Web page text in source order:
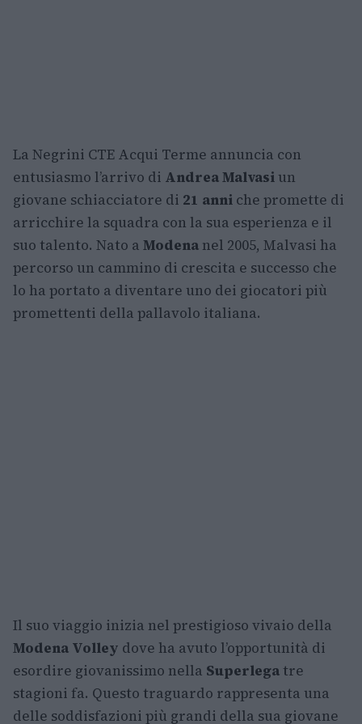
La Negrini CTE Acqui Terme annuncia con
entusiasmo l’arrivo di Andrea Malvasi un
giovane schiacciatore di 21 anni che promette di
arricchire la squadra con la sua esperienza e il
suo talento. Nato a Modena nel 2005, Malvasi ha
percorso un cammino di crescita e successo che
lo ha portato a diventare uno dei giocatori più
promettenti della pallavolo italiana.
Il suo viaggio inizia nel prestigioso vivaio della
Modena Volley dove ha avuto l’opportunità di
esordire giovanissimo nella Superlega tre
stagioni fa. Questo traguardo rappresenta una
delle soddisfazioni più grandi della sua giovane